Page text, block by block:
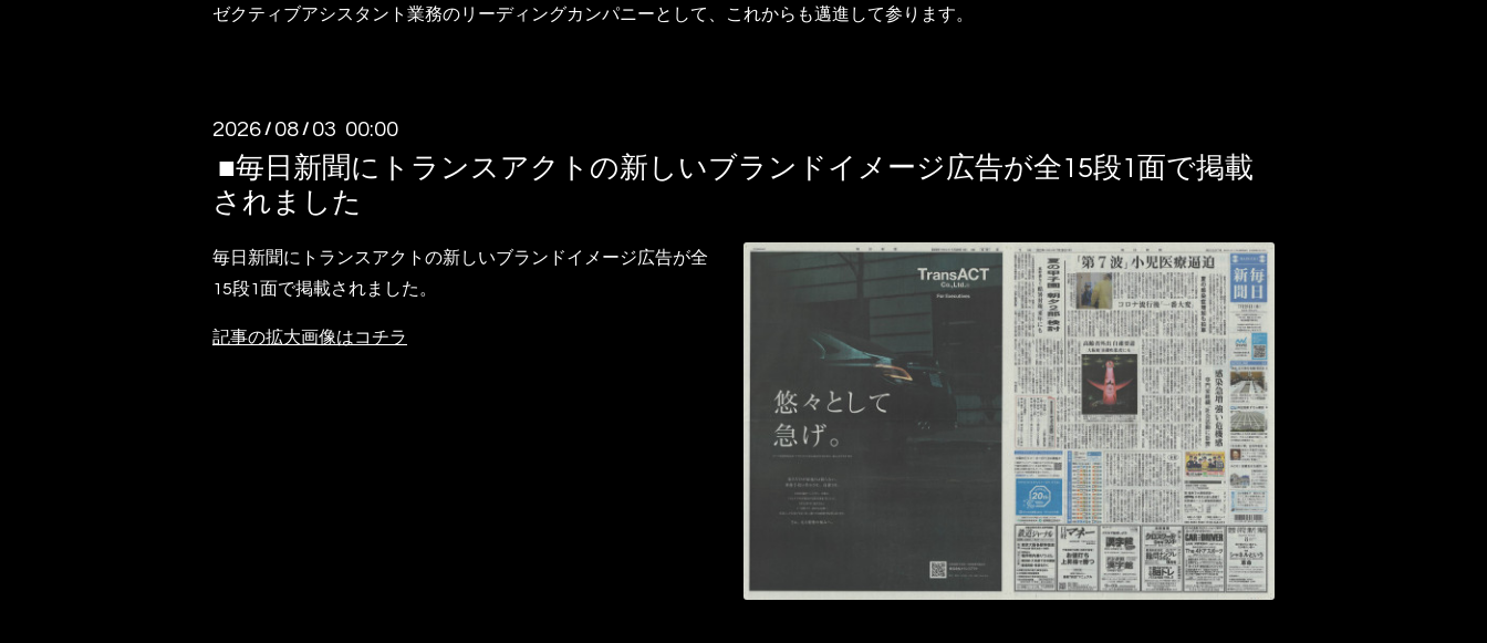
ゼクティブアシスタント業務のリーディングカンパニーとして、これからも邁進して参ります。
2026 / 08 / 03 00:00
■毎日新聞にトランスアクトの新しいブランドイメージ広告が全15段1面で掲載
されました
毎日新聞にトランスアクトの新しいブランドイメージ広告が全
15段1面で掲載されました。
記事の拡大画像はコチラ